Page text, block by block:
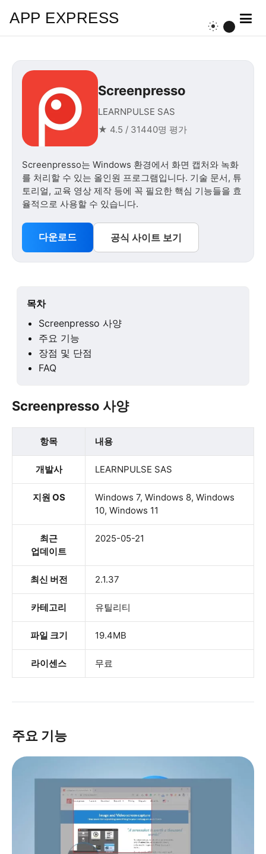
APP EXPRESS
Screenpresso
LEARNPULSE SAS
★ 4.5 / 31440명 평가
Screenpresso는 Windows 환경에서 화면 캡처와 녹화
를 처리할 수 있는 올인원 프로그램입니다. 기술 문서, 튜
토리얼, 교육 영상 제작 등에 꼭 필요한 핵심 기능들을 효
율적으로 사용할 수 있습니다.
다운로드 공식 사이트 보기
목차
Screenpresso 사양
주요 기능
장점 및 단점
FAQ
Screenpresso 사양
항목 내용
개발사 LEARNPULSE SAS
지원 OS
Windows 7, Windows 8, Windows
10, Windows 11
최근
업데이트
2025-05-21
최신 버전 2.1.37
카테고리 유틸리티
파일 크기 19.4MB
라이센스 무료
주요 기능